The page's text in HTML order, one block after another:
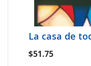
La casa de
$51.75